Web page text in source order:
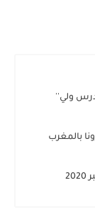
ولي''
بالمغرب